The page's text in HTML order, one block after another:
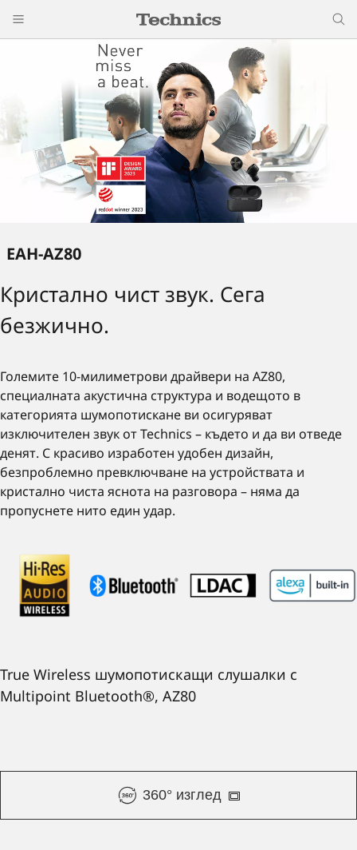
True Wireless шумопотискащи слушалки с
Multipoint Bluetooth®, AZ80
360° изглед
EAH-AZ80
Кристално чист звук. Сега
безжично.
Големите 10-милиметрови драйвери на AZ80,
специалната акустична структура и водещото в
категорията шумопотискане ви осигуряват
изключителен звук от Technics – където и да ви отведе
денят. С красиво изработен удобен дизайн,
безпроблемно превключване на устройствата и
кристално чиста яснота на разговора – няма да
пропуснете нито един удар.